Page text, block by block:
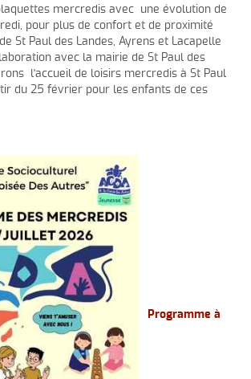
mercredis avec une évolution de
pour plus de confort et de proximité
St Paul des Landes, Ayrens et Lacapelle
avec la mairie de St Paul des
l'accueil de loisirs mercredis à St Paul
du 25 février pour les enfants de ces
Programme à